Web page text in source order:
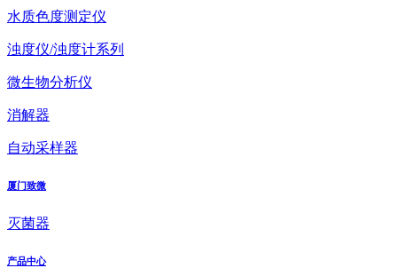
水质色度测定仪
浊度仪/浊度计系列
微生物分析仪
消解器
自动采样器
厦门致微
灭菌器
产品中心